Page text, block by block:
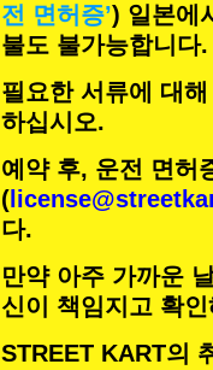
전 면허증’) 일본에
불도 불가능합니다.
필요한 서류에 대
하십시오.
예약 후, 운전 면허
(
다.
만약 아주 가까운
신이 책임지고 확
STREET KART의